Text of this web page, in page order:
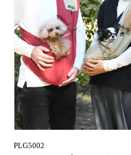
PLG5002